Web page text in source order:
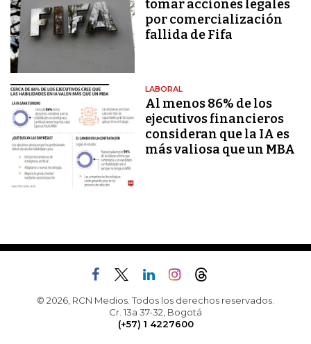
tomar acciones legales
por comercialización
fallida de Fifa
LABORAL
Al menos 86% de los
ejecutivos financieros
consideran que la IA es
más valiosa que un MBA
© 2026, RCN Medios. Todos los derechos reservados.
Cr. 13a 37-32, Bogotá
(+57) 1 4227600